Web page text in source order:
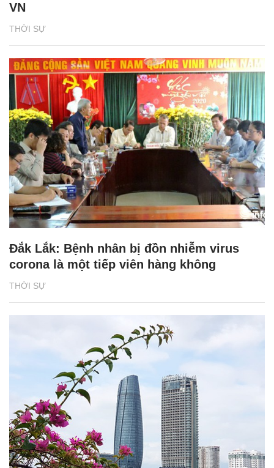
THỜI SỰ
VN
THỜI SỰ
Đắk Lắk: Bệnh nhân bị đồn nhiễm virus
corona là một tiếp viên hàng không